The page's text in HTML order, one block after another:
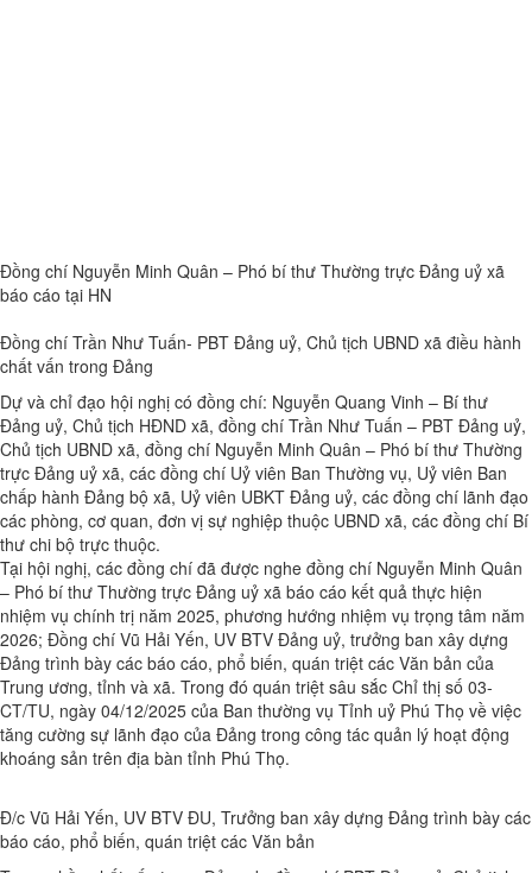
Đồng chí Nguyễn Minh Quân – Phó bí thư Thường trực Đảng uỷ xã
báo cáo tại HN
Đồng chí Trần Như Tuấn- PBT Đảng uỷ, Chủ tịch UBND xã điều hành
chất vấn trong Đảng
Dự và chỉ đạo hội nghị có đồng chí: Nguyễn Quang Vinh – Bí thư
Đảng uỷ, Chủ tịch HĐND xã, đồng chí Trần Như Tuấn – PBT Đảng uỷ,
Chủ tịch UBND xã, đồng chí Nguyễn Minh Quân – Phó bí thư Thường
trực Đảng uỷ xã, các đồng chí Uỷ viên Ban Thường vụ, Uỷ viên Ban
chấp hành Đảng bộ xã, Uỷ viên UBKT Đảng uỷ, các đồng chí lãnh đạo
các phòng, cơ quan, đơn vị sự nghiệp thuộc UBND xã, các đồng chí Bí
thư chi bộ trực thuộc.
Tại hội nghị, các đồng chí đã được nghe đồng chí Nguyễn Minh Quân
– Phó bí thư Thường trực Đảng uỷ xã báo cáo kết quả thực hiện
nhiệm vụ chính trị năm 2025, phương hướng nhiệm vụ trọng tâm năm
2026; Đồng chí Vũ Hải Yến, UV BTV Đảng uỷ, trưởng ban xây dựng
Đảng trình bày các báo cáo, phổ biến, quán triệt các Văn bản của
Trung ương, tỉnh và xã. Trong đó quán triệt sâu sắc Chỉ thị số 03-
CT/TU, ngày 04/12/2025 của Ban thường vụ Tỉnh uỷ Phú Thọ về việc
tăng cường sự lãnh đạo của Đảng trong công tác quản lý hoạt động
khoáng sản trên địa bàn tỉnh Phú Thọ.
Đ/c Vũ Hải Yến, UV BTV ĐU, Trưởng ban xây dựng Đảng trình bày các
báo cáo, phổ biến, quán triệt các Văn bản